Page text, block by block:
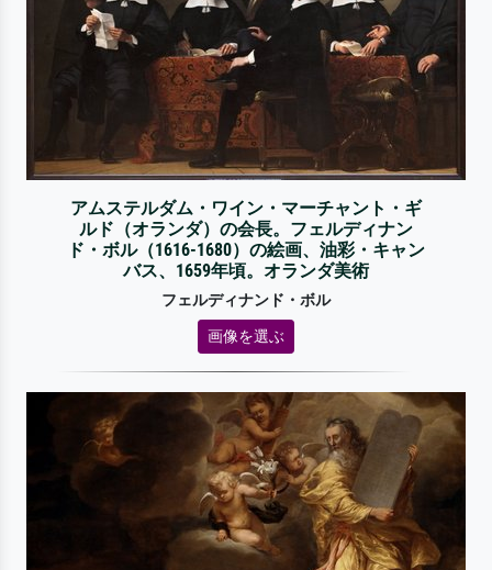
アムステルダム・ワイン・マーチャント・ギ
ルド（オランダ）の会長。フェルディナン
ド・ボル（1616-1680）の絵画、油彩・キャン
バス、1659年頃。オランダ美術
フェルディナンド・ボル
画像を選ぶ